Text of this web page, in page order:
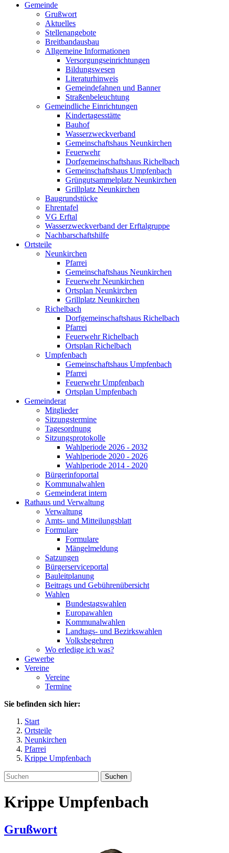
Gemeinde
Grußwort
Aktuelles
Stellenangebote
Breitbandausbau
Allgemeine Informationen
Versorgungseinrichtungen
Bildungswesen
Literaturhinweis
Gemeindefahnen und Banner
Straßenbeleuchtung
Gemeindliche Einrichtungen
Kindertagesstätte
Bauhof
Wasserzweckverband
Gemeinschaftshaus Neunkirchen
Feuerwehr
Dorfgemeinschaftshaus Richelbach
Gemeinschaftshaus Umpfenbach
Grüngutsammelplatz Neunkirchen
Grillplatz Neunkirchen
Baugrundstücke
Ehrentafel
VG Erftal
Wasserzweckverband der Erftalgruppe
Nachbarschaftshilfe
Ortsteile
Neunkirchen
Pfarrei
Gemeinschaftshaus Neunkirchen
Feuerwehr Neunkirchen
Ortsplan Neunkirchen
Grillplatz Neunkirchen
Richelbach
Dorfgemeinschaftshaus Richelbach
Pfarrei
Feuerwehr Richelbach
Ortsplan Richelbach
Umpfenbach
Gemeinschaftshaus Umpfenbach
Pfarrei
Feuerwehr Umpfenbach
Ortsplan Umpfenbach
Gemeinderat
Mitglieder
Sitzungstermine
Tagesordnung
Sitzungsprotokolle
Wahlperiode 2026 - 2032
Wahlperiode 2020 - 2026
Wahlperiode 2014 - 2020
Bürgerinfoportal
Kommunalwahlen
Gemeinderat intern
Rathaus und Verwaltung
Verwaltung
Amts- und Mitteilungsblatt
Formulare
Formulare
Mängelmeldung
Satzungen
Bürgerserviceportal
Bauleitplanung
Beitrags und Gebührenübersicht
Wahlen
Bundestagswahlen
Europawahlen
Kommunalwahlen
Landtags- und Bezirkswahlen
Volksbegehren
Wo erledige ich was?
Gewerbe
Vereine
Vereine
Termine
Sie befinden sich hier:
Start
Ortsteile
Neunkirchen
Pfarrei
Krippe Umpfenbach
Suchen
Krippe Umpfenbach
Grußwort